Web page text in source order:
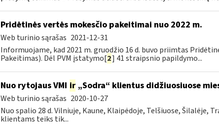
Pridėtinės vertės mokesčio pakeitimai nuo 2022 m.
Web turinio sąrašas 2021-12-31
Informuojame, kad 2021 m. gruodžio 16 d. buvo priimtas
Pakeitimas). Dėl PVM įstatymo[2] 41 straipsnio papildymo...
Nuo rytojaus VMI ir„Sodra“ klientus didžiuosiuose
Web turinio sąrašas 2020-10-27
Nuo spalio 28 d. Vilniuje, Kaune, Klaipėdoje, Telšiuose, Šilalėje,
klientams teiks tik...